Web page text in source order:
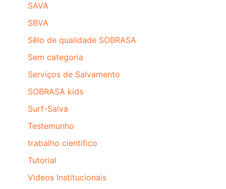
SAVA
SBVA
Sêlo de qualidade SOBRASA
Sem categoria
Serviços de Salvamento
SOBRASA kids
Surf-Salva
Testemunho
trabalho cientifico
Tutorial
Videos Institucionais